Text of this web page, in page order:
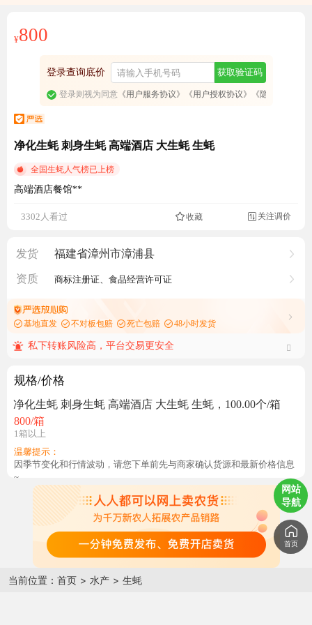
¥800
登录查询底价 获取验证码
登录则视为同意《用户服务协议》 《用户授权协议》 《隐私政策》
净化生蚝 刺身生蚝 高端酒店 大生蚝 生蚝
全国生蚝人气榜已上榜
高端酒店餐馆**
3302人看过 收藏 关注调价
发货 福建省漳州市漳浦县
资质 商标注册证、食品经营许可证
基地直发 不对板包赔 死亡包赔 48小时发货
私下转账风险高，平台交易更安全
规格/价格
净化生蚝 刺身生蚝 高端酒店 大生蚝 生蚝，100.00个/箱
800/箱
1箱以上
温馨提示：
因季节变化和行情波动，请您下单前先与商家确认货源和最新价格信息
~
当前位置： 首页 > 水产 > 生蚝
网站
导航
首页